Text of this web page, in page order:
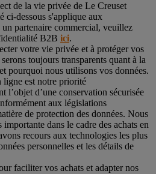
de la vie privée de Le Creuset
ci-dessous s'applique aux
partenaire commercial, veuillez
B2B ici.
votre vie privée et à protéger vos
toujours transparents quant à la
pourquoi nous utilisons vos données.
ligne est notre priorité
l’objet d’une conservation sécurisée
aux législations
de protection des données. Nous
dans le cadre des achats en
recours aux technologies les plus
personnelles et les détails de
faciliter vos achats et adapter nos